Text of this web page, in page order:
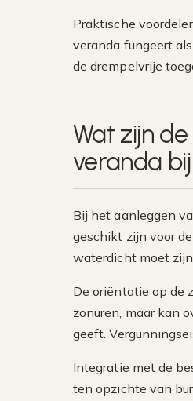
Praktische
veranda fungeert
de drempelvrije
Wat zijn
veranda
Bij het aanleggen
geschikt zijn voor
waterdicht moet
De oriëntatie op de
zonuren, maar kan
geeft.
Integratie met de
ten opzichte van